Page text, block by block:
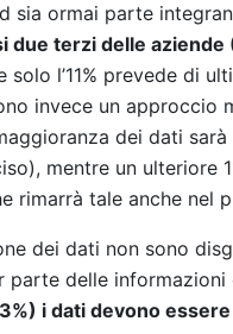
sia ormai parte
due terzi delle
solo l’11% prevede di
invece un approccio
dei dati
mentre un ulteriore
rimarrà tale anche nel
dei dati non sono
parte delle
i dati devono